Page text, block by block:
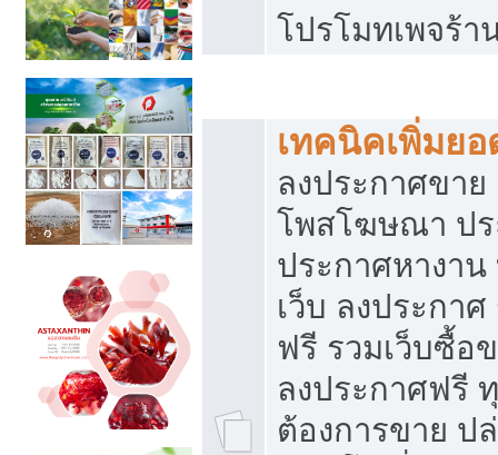
โปรโมทเพจร้า
เทคนิคเพิ่มย
ลงประกาศขา
โพสโฆษณา ป
ประกาศหางา
เว็บ ลงประกา
ฟรี รวมเว็บซื้อ
ลงประกาศฟรี
ต้องการขาย ป